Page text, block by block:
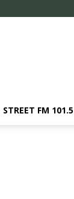
STREET FM 101.5